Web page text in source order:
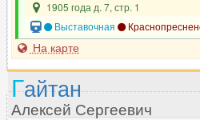
1905 года д. 7, стр. 1
Выставочная
На карте
Гайтан
Алексей Сергеевич